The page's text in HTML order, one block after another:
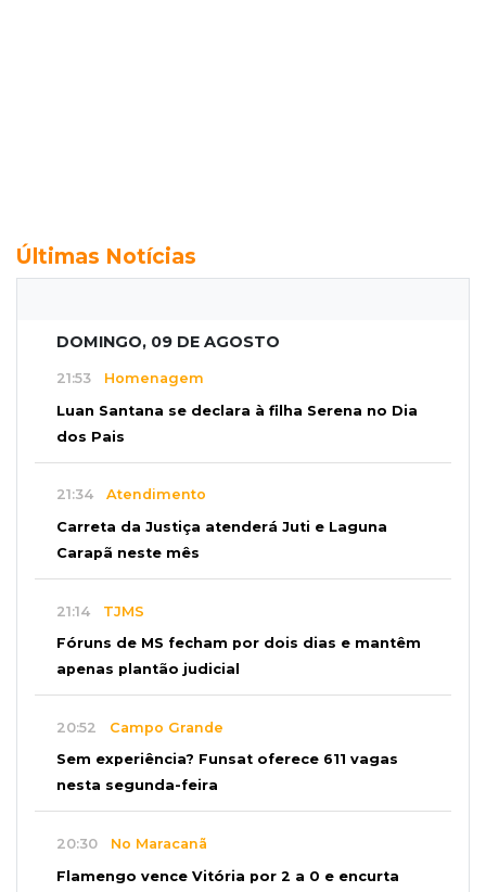
Últimas Notícias
DOMINGO, 09 DE AGOSTO
21:53 Homenagem
Luan Santana se declara à filha Serena no Dia
dos Pais
21:34 Atendimento
Carreta da Justiça atenderá Juti e Laguna
Carapã neste mês
21:14 TJMS
Fóruns de MS fecham por dois dias e mantêm
apenas plantão judicial
20:52 Campo Grande
Sem experiência? Funsat oferece 611 vagas
nesta segunda-feira
20:30 No Maracanã
Flamengo vence Vitória por 2 a 0 e encurta